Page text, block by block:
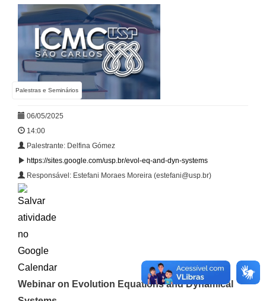
Palestras e Seminários
06/05/2025
14:00
Palestrante: Delfina Gómez
https://sites.google.com/usp.br/evol-eq-and-dyn-systems
Responsável: Estefani Moraes Moreira (estefani@usp.br)
Webinar on Evolution Equations and Dynamical